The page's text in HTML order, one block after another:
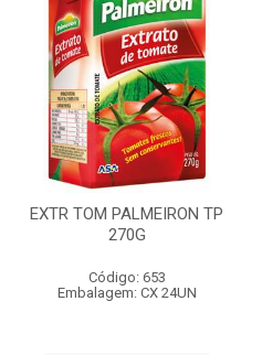
EXTR TOM PALMEIRON TP
270G
Código: 653
Embalagem: CX 24UN